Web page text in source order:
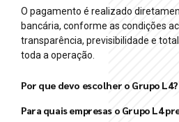
O pagamento é realizado
bancária, conforme as condições
transparência, previsibilidade e
toda a operação.
Por que devo escolher o Grupo L4?
Para quais empresas o Grupo L4